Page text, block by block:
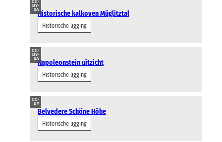
CC-
BY-
SAHistorische kalkoven Müglitztal
Historische ligging
CC-
BY-
SANapoleonstein uitzicht
Historische ligging
CC-
BY
Belvedere Schöne Höhe
Historische ligging